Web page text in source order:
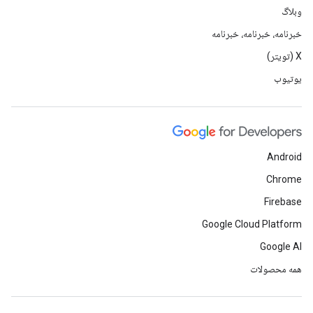
وبلاگ
خبرنامه، خبرنامه، خبرنامه
X (تویتر)
یوتیوب
Android
Chrome
Firebase
Google Cloud Platform
Google AI
همه محصولات